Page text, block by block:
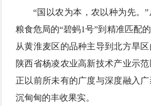
“国以农为本，农以种为先。
粮食危局的“碧蚂1号”到精准匹配的
从黄淮麦区的品种主导到北方旱区
陕西省杨凌农业高新技术产业示
正以前所未有的广度与深度融入
沉甸甸的丰收果实。